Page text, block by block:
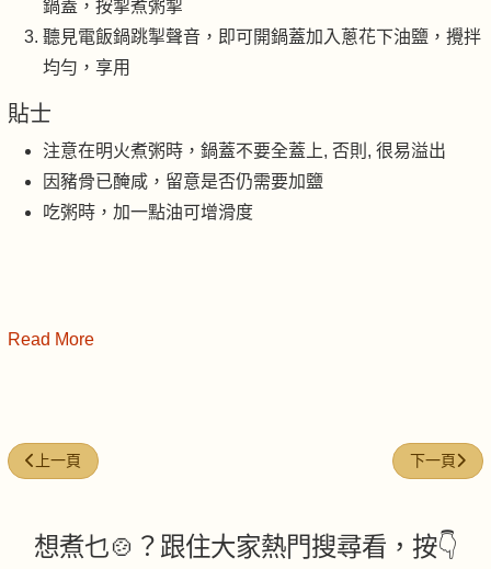
鍋蓋，按掣煮粥掣
聽見電飯鍋跳掣聲音，即可開鍋蓋加入蔥花下油鹽，攪拌
均勻，享用
貼士
注意在明火煮粥時，鍋蓋不要全蓋上, 否則, 很易溢出
因豬骨已醃咸，留意是否仍需要加鹽
吃粥時，加一點油可增滑度
Read More
上一篇文章: 紅豆粥
上一頁 下一篇文章
下一頁
想煮乜🍲？跟住大家熱門搜尋看，按👇